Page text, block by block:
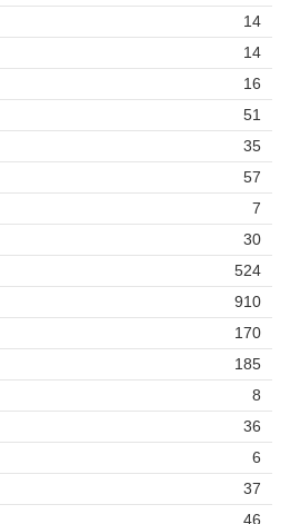
14
14
16
51
35
57
7
30
524
910
170
185
8
36
6
37
46